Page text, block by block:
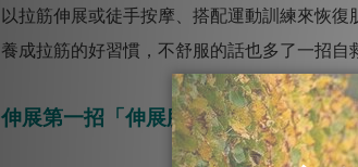
以拉筋伸展或徒手按摩、搭配運動訓練來恢復
養成拉筋的好習慣，不舒服的話也多了一招自
伸展第一招「伸展腓腸肌」